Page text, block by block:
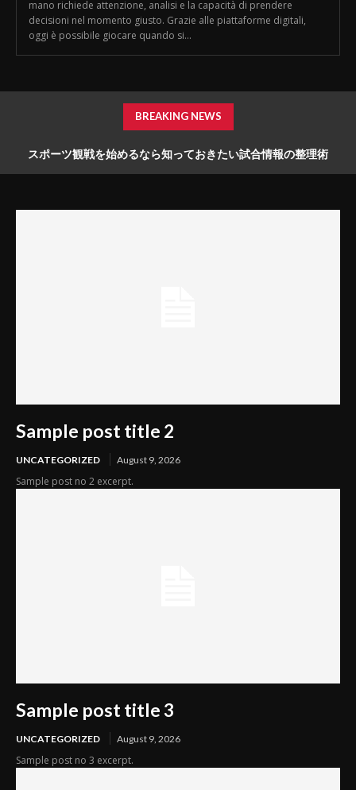
mano richiede attenzione, analisi e la capacità di prendere
decisioni nel momento giusto. Grazie alle piattaforme digitali,
oggi è possibile giocare quando si...
BREAKING NEWS
スポーツ観戦を始めるなら知っておきたい試合情報の整理術
Sample post title 2
UNCATEGORIZED August 9, 2026
Sample post no 2 excerpt.
Sample post title 3
UNCATEGORIZED August 9, 2026
Sample post no 3 excerpt.